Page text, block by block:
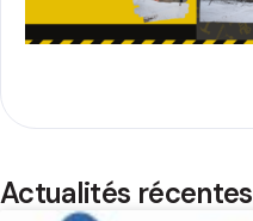
Actualités récentes